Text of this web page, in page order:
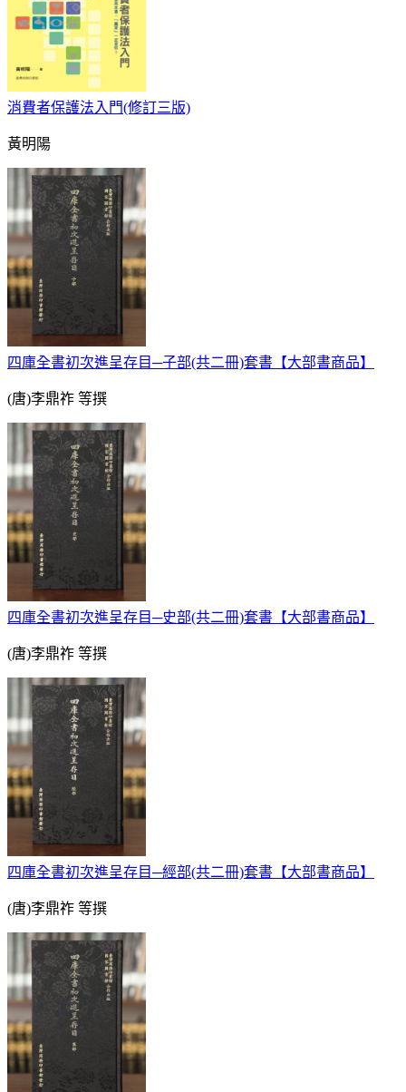
消費者保護法入門(修訂三版)
黃明陽
四庫全書初次進呈存目─子部(共二冊)套書【大部書商品】
(唐)李鼎祚 等撰
四庫全書初次進呈存目─史部(共二冊)套書【大部書商品】
(唐)李鼎祚 等撰
四庫全書初次進呈存目─經部(共二冊)套書【大部書商品】
(唐)李鼎祚 等撰